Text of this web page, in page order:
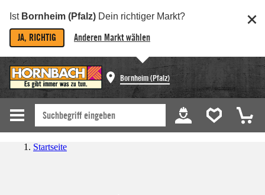
Ist Bornheim (Pfalz) Dein richtiger Markt?
JA, RICHTIG Anderen Markt wählen
Bornheim (Pfalz)
Startseite